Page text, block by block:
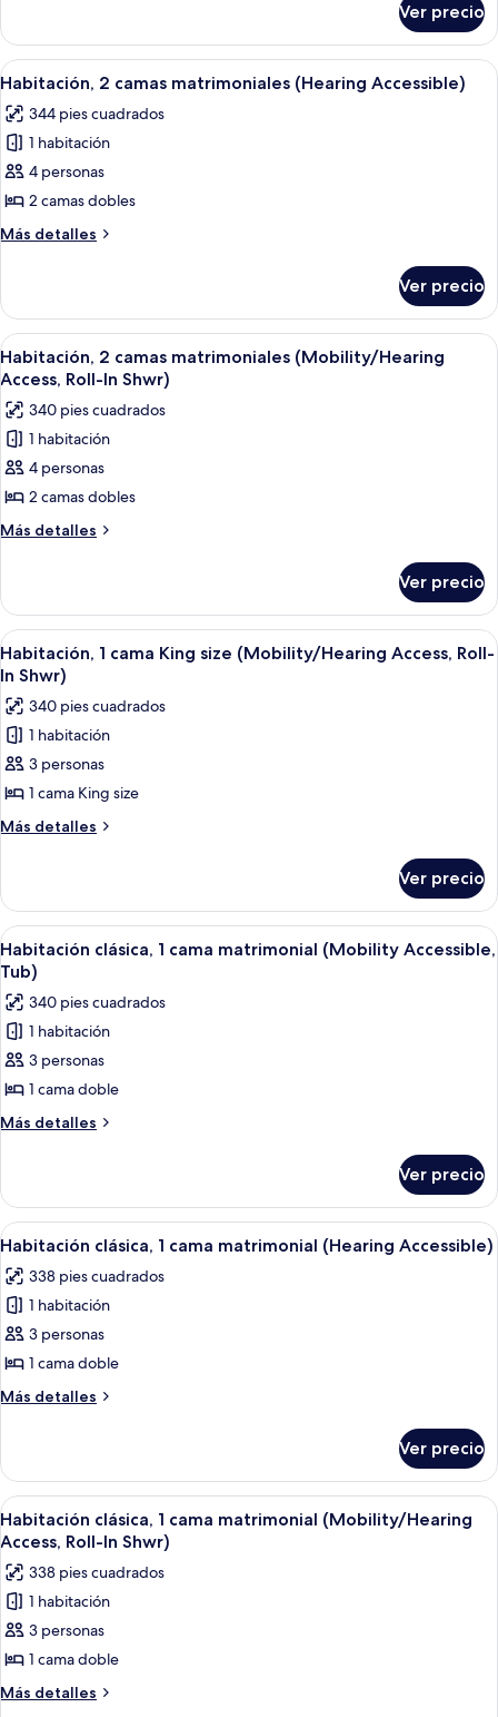
Accessible,
Tub)
2
camas
matrimoniales
Accessible,
Tub)
Ver precio
Abrir
todas
las
fotos
de
Habitación,
2
camas
(Hearing
Accessible)
Habitación de hotel con dos camas,
5
Habitación, 2 camas matrimoniales (Hearing Accessible)
344 pies cuadrados
1 habitación
4 personas
2 camas dobles
Más detalles
Más
2
camas
matrimoniales
(Hearing
Accessible)
Ver precio
Abrir
todas
las
fotos
de
Habitación,
2
camas
Access,
Roll-
In
Shwr)
Habitación de hotel con dos camas,
8
Habitación, 2 camas matrimoniales (Mobility/Hearing
Access, Roll-In Shwr)
340 pies cuadrados
1 habitación
4 personas
2 camas dobles
Más detalles
Más
2
camas
matrimoniales
(Mobility/Hearing
Roll-
In
Shwr)
Ver precio
Abrir
todas
las
fotos
de
Habitación,
1
cama
(Mobility/Hearing
Access,
Roll-
In
Shwr)
Una habitación de hotel con una
5
Habitación, 1 cama King size (Mobility/Hearing Access, Roll-
In Shwr)
340 pies cuadrados
1 habitación
3 personas
1 cama King size
Más detalles
Más
1
cama
King
size
(Mobility/Hearing
Access,
Roll-
In
Shwr)
Ver precio
Abrir
todas
las
fotos
de
Habitación
clásica,
1
(Mobility
Accessible,
Tub)
Una habitación de hotel moderna
16
Habitación clásica, 1 cama matrimonial (Mobility Accessible,
Tub)
340 pies cuadrados
1 habitación
3 personas
1 cama doble
Más detalles
Más
clásica,
cama
(Mobility
Accessible,
Tub)
Ver precio
Abrir
todas
las
fotos
de
Habitación
clásica,
1
matrimonial
(Hearing
Accessible)
Una habitación de hotel moderna
16
Habitación clásica, 1 cama matrimonial (Hearing Accessible)
338 pies cuadrados
1 habitación
3 personas
1 cama doble
Más detalles
Más
clásica,
cama
matrimonial
(Hearing
Accessible)
Ver precio
Abrir
todas
las
fotos
de
Habitación
clásica,
1
Una habitación de hotel moderna
16
Habitación clásica, 1 cama matrimonial (Mobility/Hearing
Access, Roll-In Shwr)
338 pies cuadrados
1 habitación
3 personas
1 cama doble
Más detalles
Más